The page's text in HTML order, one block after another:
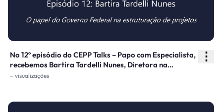
No 12º episódio do CEPP Talks – Papo com Especialista,
recebemos Bartira Tardelli Nunes, Diretora na
Secretaria do PPI – Casa Civil da Presidência. O
entes subnacionais que ainda não possuem corpo
⋮
– visualizações